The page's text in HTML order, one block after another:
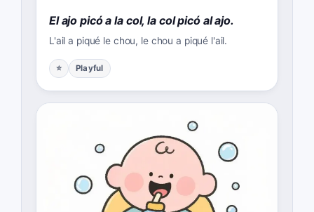
El ajo picó a la col, la col picó al ajo.
L'ail a piqué le chou, le chou a piqué l'ail.
⭐ Playful